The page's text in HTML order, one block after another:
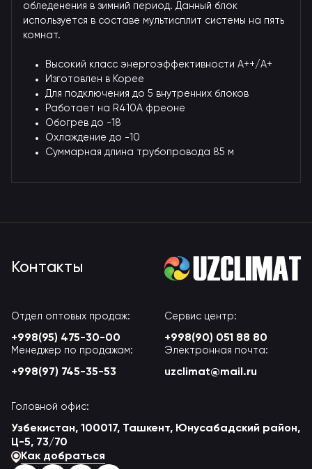
обледенения в зимний период. Данный блок
используется в составе мультисплит системы на пять
комнат.
Высокий класс энергоэффективности А++/А+
Изготовлен в Корее
Для подключения до 5 внутренних блоков
Работает на R410A фреоне
Обогрев до -18
Охлаждение до -10
Суммарная длина трубопровода 85 м
Контакты
Отдел оптовых продаж:
+998(95) 475-30-00
Сервис центр:
+998(90) 051 88 80
Менеджер по продажам:
+998(97) 745-35-53
Электронная почта:
uzclimat@mail.ru
Головной офис:
Узбекистан, 100017, Ташкент, Юнусабадский район,
Ц-5, 73/70
Как добраться